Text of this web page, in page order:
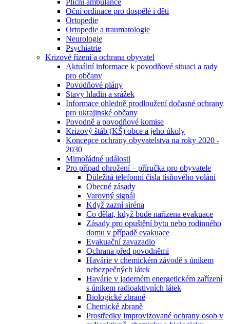
Plicní ambulance
Oční ordinace pro dospělé i děti
Ortopedie
Ortopedie a traumatologie
Neurologie
Psychiatrie
Krizové řízení a ochrana obyvatel
Aktuální informace k povodňové situaci a rady
pro občany
Povodňové plány
Stavy hladin a srážek
Informace ohledně prodloužení dočasné ochrany
pro ukrajinské občany
Povodně a povodňové komise
Krizový štáb (KŠ) obce a jeho úkoly
Koncepce ochrany obyvatelstva na roky 2020 -
2030
Mimořádné události
Pro případ ohrožení – příručka pro obyvatele
Důležitá telefonní čísla tísňového volání
Obecné zásady
Varovný signál
Když zazní siréna
Co dělat, když bude nařízena evakuace
Zásady pro opuštění bytu nebo rodinného
domu v případě evakuace
Evakuační zavazadlo
Ochrana před povodněmi
Havárie v chemickém závodě s únikem
nebezpečných látek
Havárie v jaderném energetickém zařízení
s únikem radioaktivních látek
Biologické zbraně
Chemické zbraně
Prostředky improvizované ochrany osob v